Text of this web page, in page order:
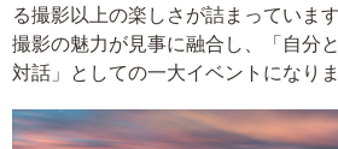
る撮影以上の楽しさが詰まっていま
撮影の魅力が見事に融合し、「自分
対話」としての一大イベントになりま